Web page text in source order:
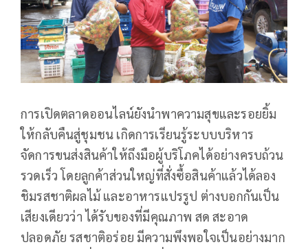
การเปิดตลาดออนไลน์ยังนำพาความสุขและรอยยิ้ม
ให้กลับคืนสู่ชุมชน เกิดการเรียนรู้ระบบบริหาร
จัดการขนส่งสินค้าให้ถึงมือผู้บริโภคได้อย่างครบถ้วน
รวดเร็ว โดยลูกค้าส่วนใหญ่ที่สั่งซื้อสินค้าแล้วได้ลอง
ชิมรสชาติผลไม้ และอาหารแปรรูป ต่างบอกกันเป็น
เสียงเดียวว่า ได้รับของที่มีคุณภาพ สด สะอาด
ปลอดภัย รสชาติอร่อย มีความพึงพอใจเป็นอย่างมาก